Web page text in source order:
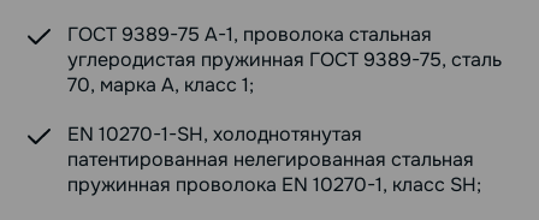
ГОСТ 9389-75 А-1, проволока стальная
углеродистая пружинная ГОСТ 9389-75, сталь
70, марка А, класс 1;
EN 10270-1-SH, холоднотянутая
патентированная нелегированная стальная
пружинная проволока EN 10270-1, класс SH;